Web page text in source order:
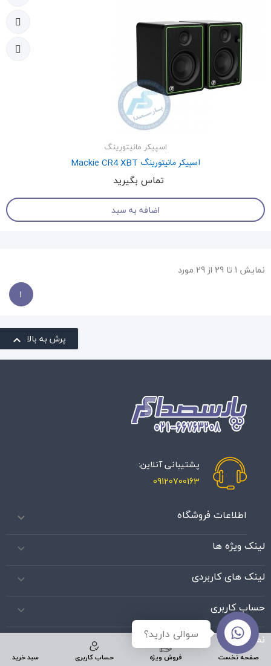
صفحه نخست فروش ویژه حساب کاربری سبد خرید
اسپیکر مانیتورینگ
اسپیکر مانیتورینگ Mackie CR4 XBT
تماس بگیرید
اضافه به سبد
نمایش 1 تا 29 از 29 مورد
1
پرش به بالا 
پشتیبانی آنلاین:
09120700163
اطلاعات فروشگاه 
لینک ویژه ها 
لینک های کاربردی 
حساب کاربری 
نماد اعتماد
تماس با ما سوالی دارید؟